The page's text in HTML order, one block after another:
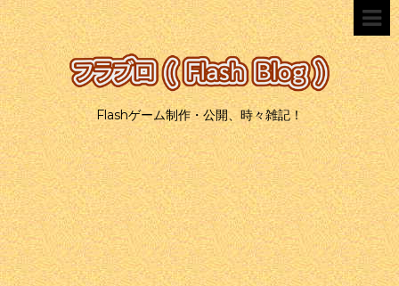
Flashゲーム制作・公開、時々雑記！